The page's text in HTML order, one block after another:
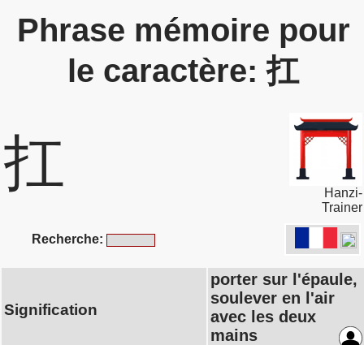
Phrase mémoire pour
le caractère: 扛
扛
Hanzi-
Trainer
Recherche:
Signification
porter sur l'épaule,
soulever en l'air
avec les deux
mains